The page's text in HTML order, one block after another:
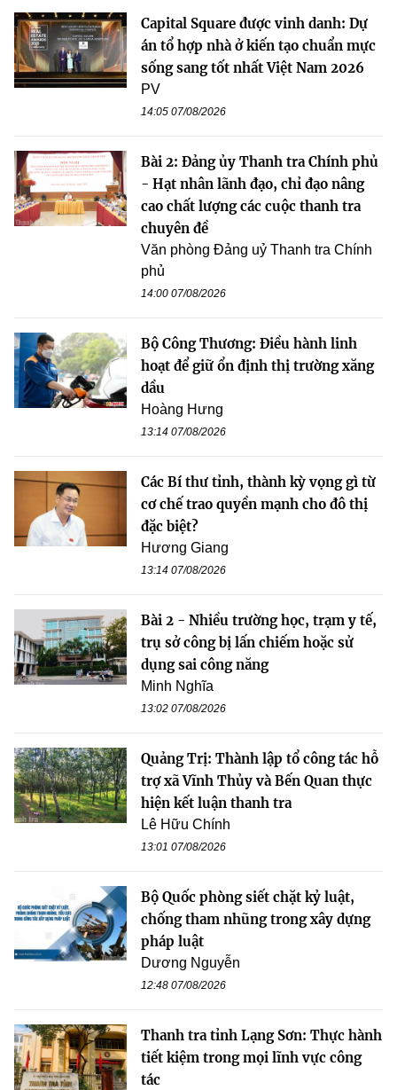
Capital Square được vinh danh: Dự
án tổ hợp nhà ở kiến tạo chuẩn mực
sống sang tốt nhất Việt Nam 2026
PV
14:05 07/08/2026
Bài 2: Đảng ủy Thanh tra Chính phủ
- Hạt nhân lãnh đạo, chỉ đạo nâng
cao chất lượng các cuộc thanh tra
chuyên đề
Văn phòng Đảng uỷ Thanh tra Chính
phủ
14:00 07/08/2026
Bộ Công Thương: Điều hành linh
hoạt để giữ ổn định thị trường xăng
dầu
Hoàng Hưng
13:14 07/08/2026
Các Bí thư tỉnh, thành kỳ vọng gì từ
cơ chế trao quyền mạnh cho đô thị
đặc biệt?
Hương Giang
13:14 07/08/2026
Bài 2 - Nhiều trường học, trạm y tế,
trụ sở công bị lấn chiếm hoặc sử
dụng sai công năng
Minh Nghĩa
13:02 07/08/2026
Quảng Trị: Thành lập tổ công tác hỗ
trợ xã Vĩnh Thủy và Bến Quan thực
hiện kết luận thanh tra
Lê Hữu Chính
13:01 07/08/2026
Bộ Quốc phòng siết chặt kỷ luật,
chống tham nhũng trong xây dựng
pháp luật
Dương Nguyễn
12:48 07/08/2026
Thanh tra tỉnh Lạng Sơn: Thực hành
tiết kiệm trong mọi lĩnh vực công
tác